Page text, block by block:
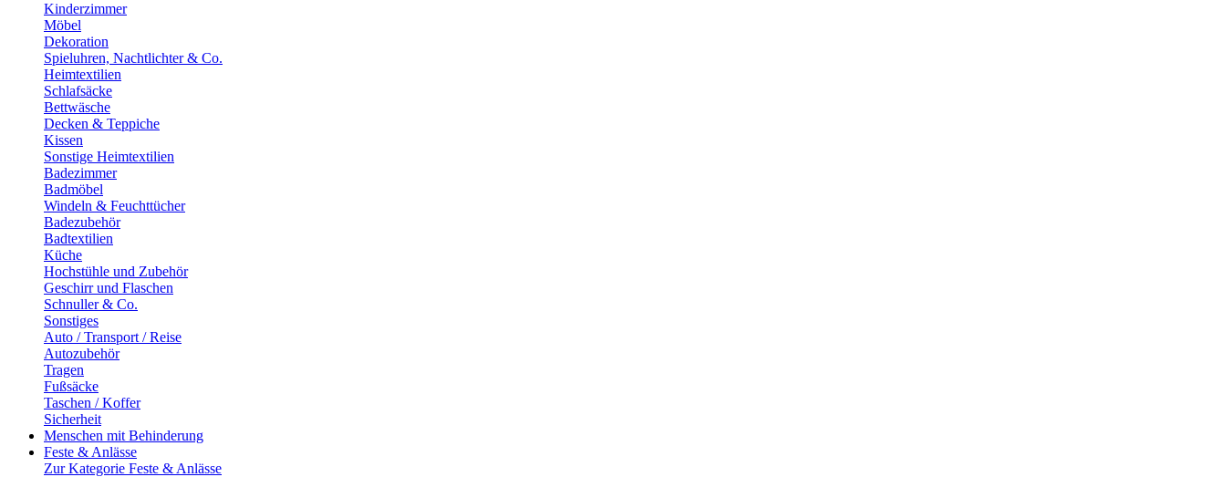
Kinderzimmer
Möbel
Dekoration
Spieluhren, Nachtlichter & Co.
Heimtextilien
Schlafsäcke
Bettwäsche
Decken & Teppiche
Kissen
Sonstige Heimtextilien
Badezimmer
Badmöbel
Windeln & Feuchttücher
Badezubehör
Badtextilien
Küche
Hochstühle und Zubehör
Geschirr und Flaschen
Schnuller & Co.
Sonstiges
Auto / Transport / Reise
Autozubehör
Tragen
Fußsäcke
Taschen / Koffer
Sicherheit
Menschen mit Behinderung
Feste & Anlässe
Zur Kategorie Feste & Anlässe